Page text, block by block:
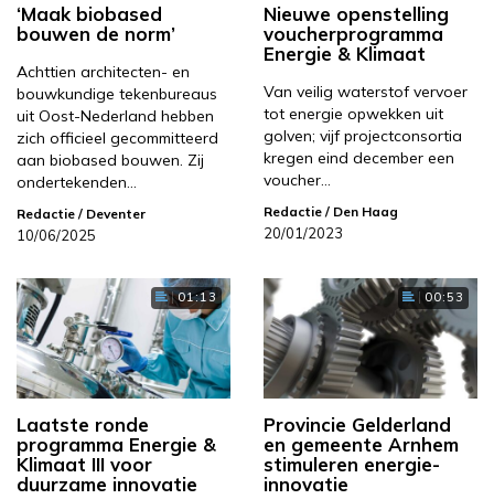
‘Maak biobased
bouwen de norm’
Achttien architecten- en
bouwkundige tekenbureaus
uit Oost-Nederland hebben
zich officieel gecommitteerd
aan biobased bouwen. Zij
ondertekenden…
Redactie / Deventer
10/06/2025
Nieuwe openstelling
voucherprogramma
Energie & Klimaat
Van veilig waterstof vervoer
tot energie opwekken uit
golven; vijf projectconsortia
kregen eind december een
voucher…
Redactie / Den Haag
20/01/2023
01:13
Laatste ronde
programma Energie &
Klimaat III voor
duurzame innovatie
00:53
Provincie Gelderland
en gemeente Arnhem
stimuleren energie-
innovatie